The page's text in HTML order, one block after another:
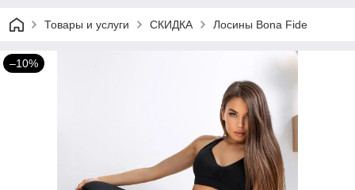
Товары и услуги СКИДКА Лосины Bona Fide
–10%